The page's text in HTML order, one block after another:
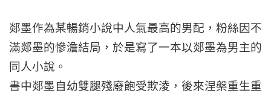
郯墨作為某暢銷小說中人氣最高的男配，粉絲因不
滿郯墨的慘澹結局，於是寫了一本以郯墨為男主的
同人小說。
書中郯墨自幼雙腿殘廢飽受欺淩，後來涅槃重生重